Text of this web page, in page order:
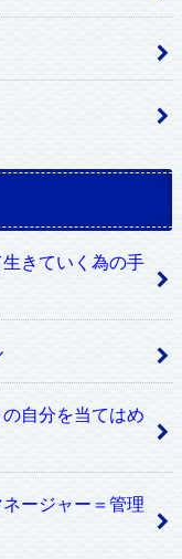
きていく為の手
自分を当てはめ
ージャー＝管理